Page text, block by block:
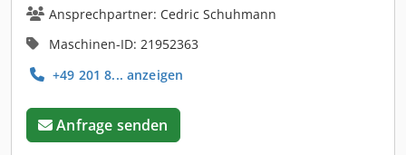
Ansprechpartner: Cedric Schuhmann
Maschinen-ID: 21952363
+49 201 8... anzeigen
Anfrage senden